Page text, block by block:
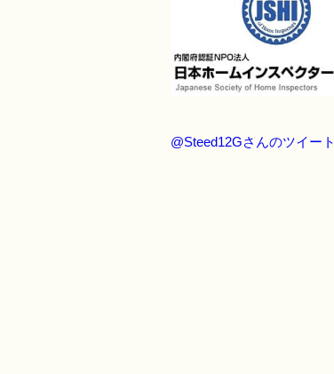
@Steed12Gさんのツイート